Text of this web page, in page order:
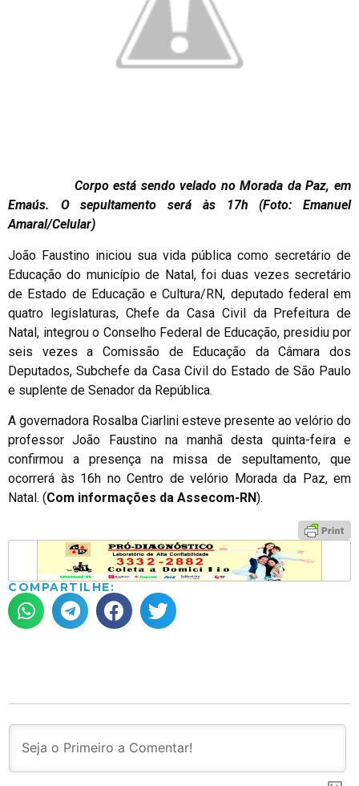
Corpo está sendo velado no Morada da Paz, em
Emaús. O sepultamento será às 17h (Foto: Emanuel
Amaral/Celular)
João Faustino iniciou sua vida pública como secretário de
Educação do município de Natal, foi duas vezes secretário
de Estado de Educação e Cultura/RN, deputado federal em
quatro legislaturas, Chefe da Casa Civil da Prefeitura de
Natal, integrou o Conselho Federal de Educação, presidiu por
seis vezes a Comissão de Educação da Câmara dos
Deputados, Subchefe da Casa Civil do Estado de São Paulo
e suplente de Senador da República.
A governadora Rosalba Ciarlini esteve presente ao velório do
professor João Faustino na manhã desta quinta-feira e
confirmou a presença na missa de sepultamento, que
ocorrerá às 16h no Centro de velório Morada da Paz, em
Natal. (Com informações da Assecom-RN).
COMPARTILHE: